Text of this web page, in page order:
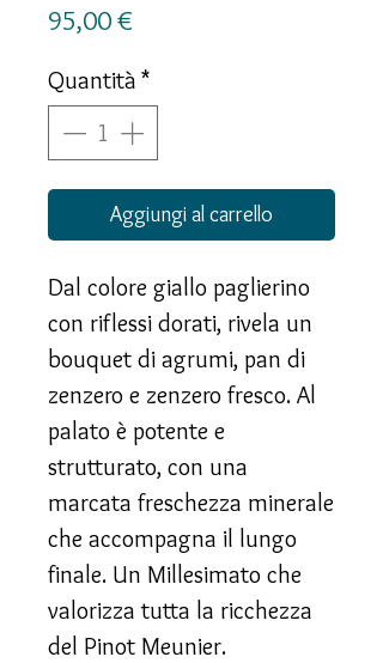
95,00 €
Quantità *
Aggiungi al carrello
Dal colore giallo paglierino
con riflessi dorati, rivela un
bouquet di agrumi, pan di
zenzero e zenzero fresco. Al
palato è potente e
strutturato, con una
marcata freschezza minerale
che accompagna il lungo
finale. Un Millesimato che
valorizza tutta la ricchezza
del Pinot Meunier.